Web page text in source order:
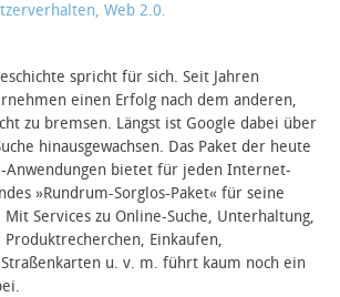
, Web 2.0.
spricht für sich. Seit Jahren
einen Erfolg nach dem anderen,
zu bremsen. Längst ist Google dabei über
hinausgewachsen. Das Paket der heute
Anwendungen bietet für jeden Internet-
»Rundrum-Sorglos-Paket« für seine
Services zu Online-Suche, Unterhaltung,
Produktrecherchen, Einkaufen,
u. v. m. führt kaum noch ein